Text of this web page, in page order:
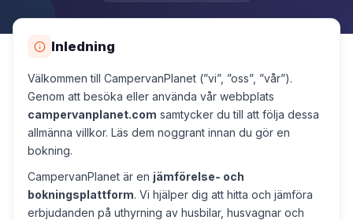
Inledning
Välkommen till CampervanPlanet (”vi”, ”oss”, ”vår”).
Genom att besöka eller använda vår webbplats
campervanplanet.com samtycker du till att följa dessa
allmänna villkor. Läs dem noggrant innan du gör en
bokning.
CampervanPlanet är en jämförelse- och
bokningsplattform. Vi hjälper dig att hitta och jämföra
erbjudanden på uthyrning av husbilar, husvagnar och